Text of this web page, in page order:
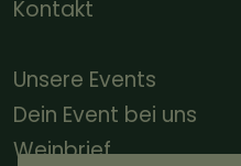
Kontakt
Unsere Events
Dein Event bei uns
Weinbrief